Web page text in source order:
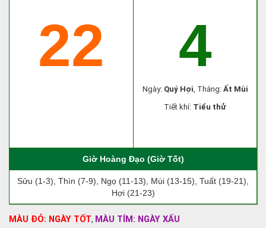
22 4
Ngày: Quý Hợi, Tháng: Ất Mùi
Tiết khí: Tiểu thử
Giờ Hoàng Đạo (Giờ Tốt)
Sửu (1-3), Thìn (7-9), Ngọ (11-13), Mùi (13-15), Tuất (19-21),
Hợi (21-23)
MÀU ĐỎ: NGÀY TỐT, MÀU TÍM: NGÀY XẤU